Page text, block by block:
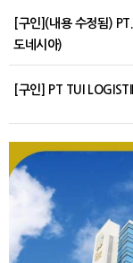
[구인](내용 수정됨)
도네시아)
[구인] PT TUI